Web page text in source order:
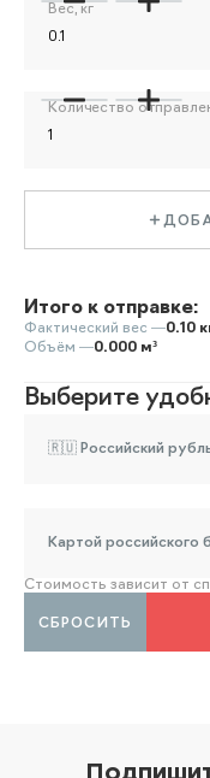
Вес, кг
Количество
Итого к отправке:
Фактический вес —0.10
Объём —0.000 м³
Выберите
🇷🇺 Российский рубль
Картой российского
Стоимость зависит от
СБРОСИТЬ